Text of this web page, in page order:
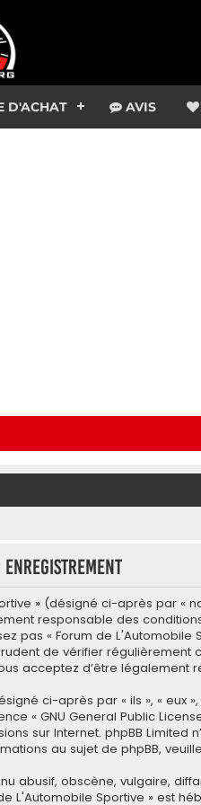
D'ACHAT AVIS
» (désigné ci-après par «
responsable des
pas « Forum de
de vérifier régulièrement
acceptez d’être
ci-après par « ils », « eux »,
« GNU General Public
sur Internet. phpBB
au sujet de phpBB,
abusif, obscène, vulgaire,
L'Automobile Sportive » est